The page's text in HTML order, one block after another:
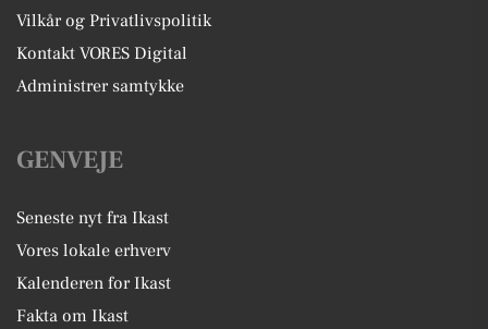
Vilkår og Privatlivspolitik
Kontakt VORES Digital
Administrer samtykke
GENVEJE
Seneste nyt fra Ikast
Vores lokale erhverv
Kalenderen for Ikast
Fakta om Ikast